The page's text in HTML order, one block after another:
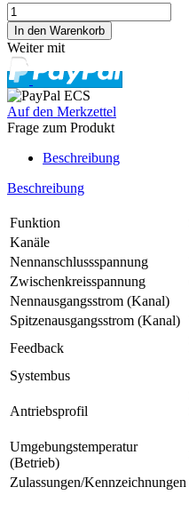
Weiter mit
Auf den Merkzettel
Frage zum Produkt
Beschreibung
Beschreibung
Funktion
Kanäle
Nennanschlussspannung
Zwischenkreisspannung
Nennausgangsstrom (Kanal)
Spitzenausgangsstrom (Kanal)
Feedback
Systembus
Antriebsprofil
Umgebungstemperatur
(Betrieb)
Zulassungen/Kennzeichnungen